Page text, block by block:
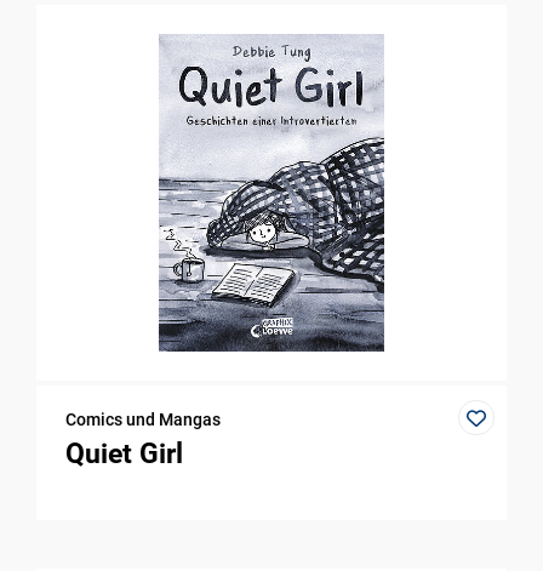
Comics und Mangas
Quiet Girl